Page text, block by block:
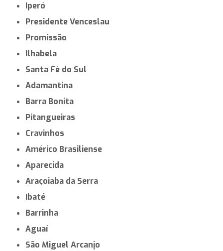
Iperó
Presidente Venceslau
Promissão
Ilhabela
Santa Fé do Sul
Adamantina
Barra Bonita
Pitangueiras
Cravinhos
Américo Brasiliense
Aparecida
Araçoiaba da Serra
Ibaté
Barrinha
Aguaí
São Miguel Arcanjo